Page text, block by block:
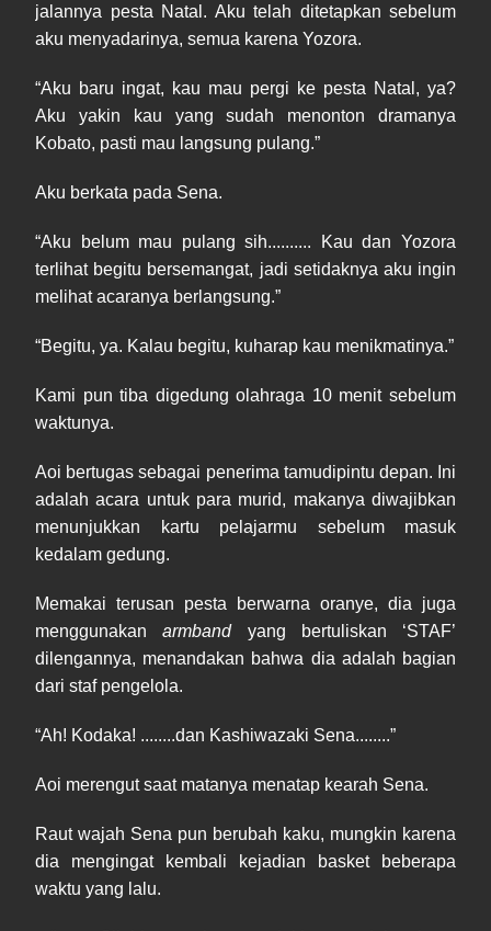
jalannya pesta Natal. Aku telah ditetapkan sebelum
aku menyadarinya, semua karena Yozora.
“Aku baru ingat, kau mau pergi ke pesta Natal, ya?
Aku yakin kau yang sudah menonton dramanya
Kobato, pasti mau langsung pulang.”
Aku berkata pada Sena.
“Aku belum mau pulang sih.......... Kau dan Yozora
terlihat begitu bersemangat, jadi setidaknya aku ingin
melihat acaranya berlangsung.”
“Begitu, ya. Kalau begitu, kuharap kau menikmatinya.”
Kami pun tiba digedung olahraga 10 menit sebelum
waktunya.
Aoi bertugas sebagai penerima tamudipintu depan. Ini
adalah acara untuk para murid, makanya diwajibkan
menunjukkan kartu pelajarmu sebelum masuk
kedalam gedung.
Memakai terusan pesta berwarna oranye, dia juga
menggunakanarmbandyang bertuliskan ‘STAF’
dilengannya, menandakan bahwa dia adalah bagian
dari staf pengelola.
“Ah! Kodaka! ........dan Kashiwazaki Sena........”
Aoi merengut saat matanya menatap kearah Sena.
Raut wajah Sena pun berubah kaku, mungkin karena
dia mengingat kembali kejadian basket beberapa
waktu yang lalu.